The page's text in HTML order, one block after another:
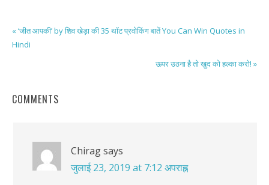
« ‘जीत आपकी’ by शिव खेड़ा की 35 थॉट प्रवोकिंग बातें You Can Win Quotes in
Hindi
ऊपर उठना है तो खुद को हल्का करो! »
COMMENTS
Chiragsays
जुलाई 23, 2019 at 7:12 अपराह्न